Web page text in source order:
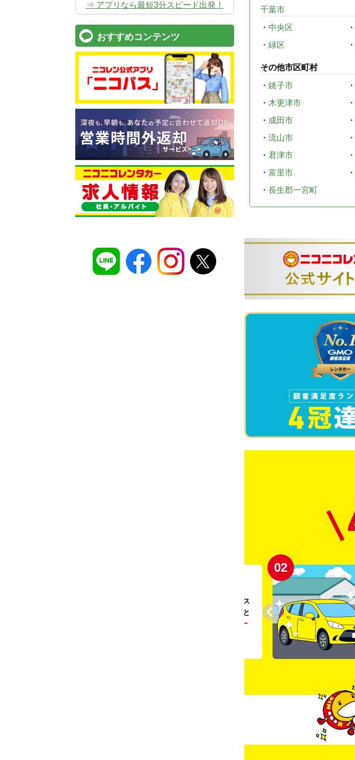
千葉市
・ 中央区 ・
・ 緑区 ・
その他市区町村
・ 銚子市 ・
・ 木更津市 ・
・ 成田市 ・
・ 流山市 ・
・ 君津市 ・
・ 富里市 ・
・ 長生郡一宮町
。ガソリンス
タンドや整備工場の既存インフラを活用すること
リー
02
⇒ アプリなら最短3分スピード出発！
おすすめコンテンツ